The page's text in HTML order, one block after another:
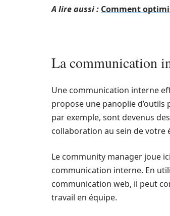
A lire aussi : Comment
La communication
Une communication interne
propose une panoplie d’outils
par exemple, sont devenus
collaboration au sein de votre
Le community manager joue
communication interne. En
communication web, il peut
travail en équipe.